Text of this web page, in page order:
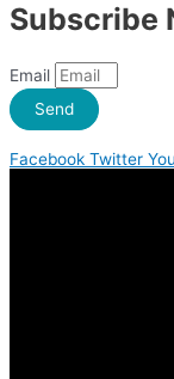
Subscribe
Email
Send
Facebook Twitter